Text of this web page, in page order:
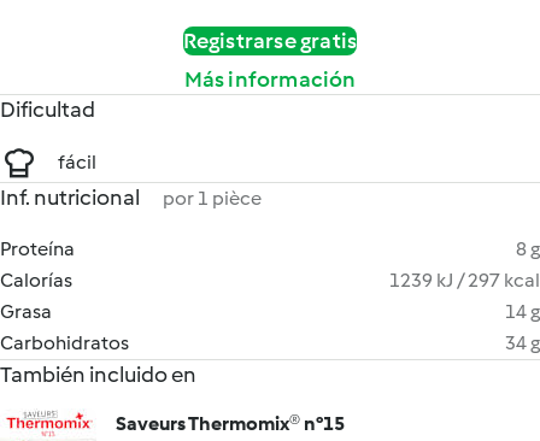
Registrarse gratis
Más información
Dificultad
fácil
Inf. nutricional por 1 pièce
Proteína
8 g
Calorías
1239 kJ / 297 kcal
Grasa
14 g
Carbohidratos
34 g
También incluido en
Saveurs Thermomix® n°15